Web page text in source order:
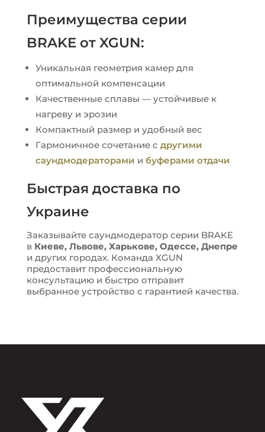
Преимущества серии
BRAKE от XGUN:
Уникальная геометрия камер для
оптимальной компенсации
Качественные сплавы — устойчивые к
нагреву и эрозии
Компактный размер и удобный вес
Гармоничное сочетание с другими
саундмодераторами и буферами отдачи
Быстрая доставка по
Украине
Заказывайте саундмодератор серии BRAKE
в Киеве, Львове, Харькове, Одессе, Днепре
и других городах. Команда XGUN
предоставит профессиональную
консультацию и быстро отправит
выбранное устройство с гарантией качества.